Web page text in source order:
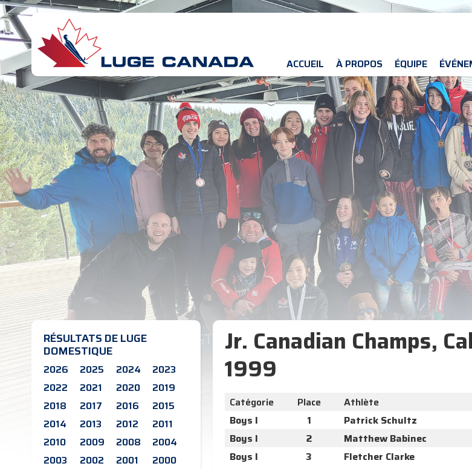
ACCUEIL À PROPOS ÉQUIPE
RÉSULTATS DE LUGE
DOMESTIQUE
2026 2025 2024
2023
2022
2021 2020
2019
2018
2017 2016
2015
2014
2013 2012
2011
2010
2009 2008
2004
2003
2002 2001
2000
Jr. Canadian Champs,
1999
Catégorie Place Athlète
Boys I
1 Patrick Schultz
Boys I
2 Matthew Babinec
Boys I
3 Fletcher Clarke